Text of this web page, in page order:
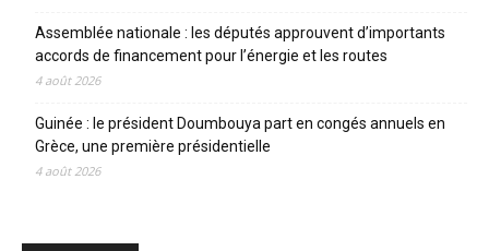
Assemblée nationale : les députés approuvent d’importants
accords de financement pour l’énergie et les routes
4 août 2026
Guinée : le président Doumbouya part en congés annuels en
Grèce, une première présidentielle
4 août 2026